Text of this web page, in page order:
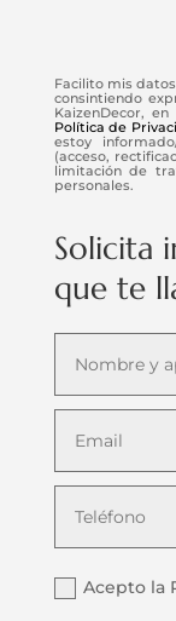
Facilito mis
consintiendo
KaizenDecor,
Política de
estoy
(acceso,
limitación de
personales.
Solicita
que te
Acepto la